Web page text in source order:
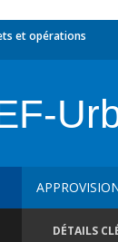
et opérations
DÉTAILS